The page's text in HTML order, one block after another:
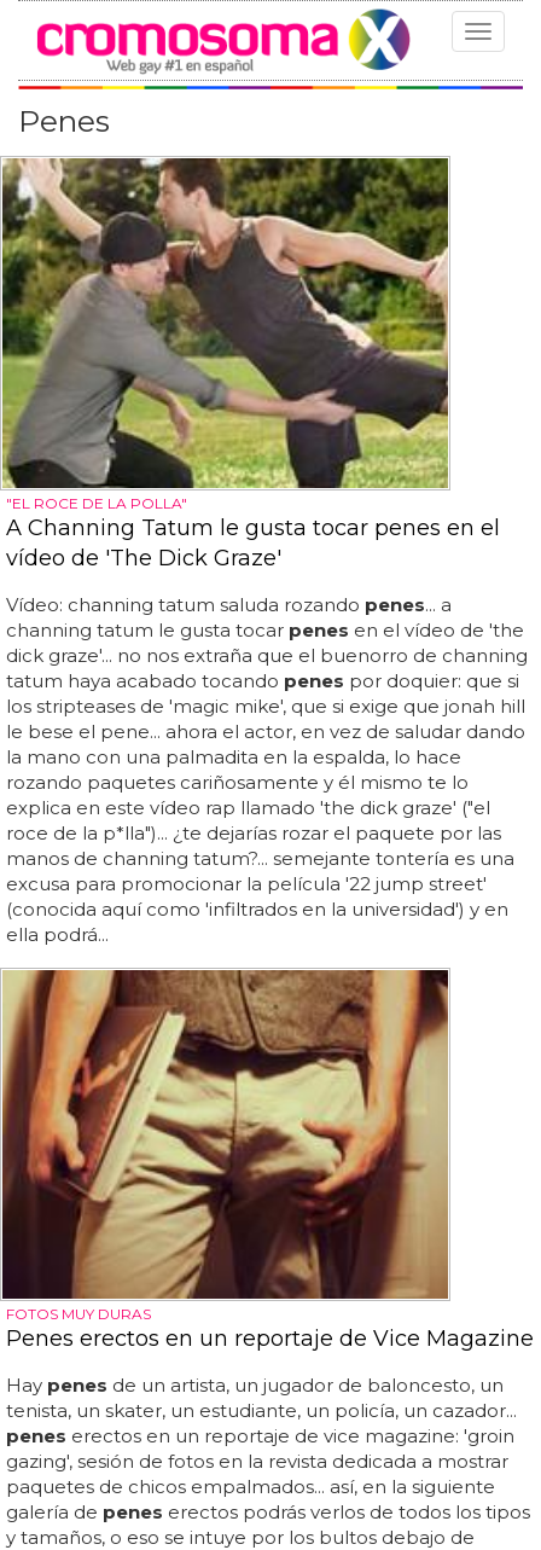
Toggle
Penes
"EL ROCE DE LA POLLA"
A Channing Tatum le gusta tocar penes en el
vídeo de 'The Dick Graze'
Vídeo: channing tatum saluda rozando penes... a
channing tatum le gusta tocar penes en el vídeo de 'the
dick graze'... no nos extraña que el buenorro de channing
tatum haya acabado tocando penes por doquier: que si
los stripteases de 'magic mike', que si exige que jonah hill
le bese el pene... ahora el actor, en vez de saludar dando
la mano con una palmadita en la espalda, lo hace
rozando paquetes cariñosamente y él mismo te lo
explica en este vídeo rap llamado 'the dick graze' ("el
roce de la p*lla")... ¿te dejarías rozar el paquete por las
manos de channing tatum?... semejante tontería es una
excusa para promocionar la película '22 jump street'
(conocida aquí como 'infiltrados en la universidad') y en
ella podrá...
FOTOS MUY DURAS
Penes erectos en un reportaje de Vice Magazine
Hay penes de un artista, un jugador de baloncesto, un
tenista, un skater, un estudiante, un policía, un cazador...
penes erectos en un reportaje de vice magazine: 'groin
gazing', sesión de fotos en la revista dedicada a mostrar
paquetes de chicos empalmados... así, en la siguiente
galería de penes erectos podrás verlos de todos los tipos
y tamaños, o eso se intuye por los bultos debajo de